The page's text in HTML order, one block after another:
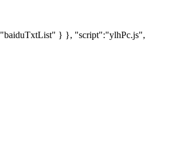
} }, "script":"ylhPc.js",